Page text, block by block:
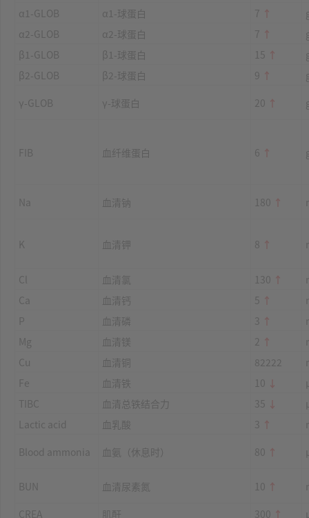
α1-GLOB
α1-球蛋白 7 ↑
α2-GLOB
α2-球蛋白 7 ↑
β1-GLOB
β1-球蛋白 15 ↑
β2-GLOB
β2-球蛋白 9 ↑
γ-GLOB
γ-球蛋白 20 ↑
FIB 血纤维蛋白 6 ↑
Na 血清钠 180 ↑
K 血清钾 8 ↑
Cl 血清氯 130 ↑
Ca
血清钙 5 ↑
P
血清磷 3 ↑
Mg
血清镁 2 ↑
Cu
血清铜 82222
Fe
血清铁 10 ↓
TIBC
血清总铁结合力 35 ↓
Lactic acid
血乳酸 3 ↑
Blood ammonia
血氨（休息时） 80 ↑
BUN 血清尿素氮 10 ↑
CREA
肌酐 300 ↑